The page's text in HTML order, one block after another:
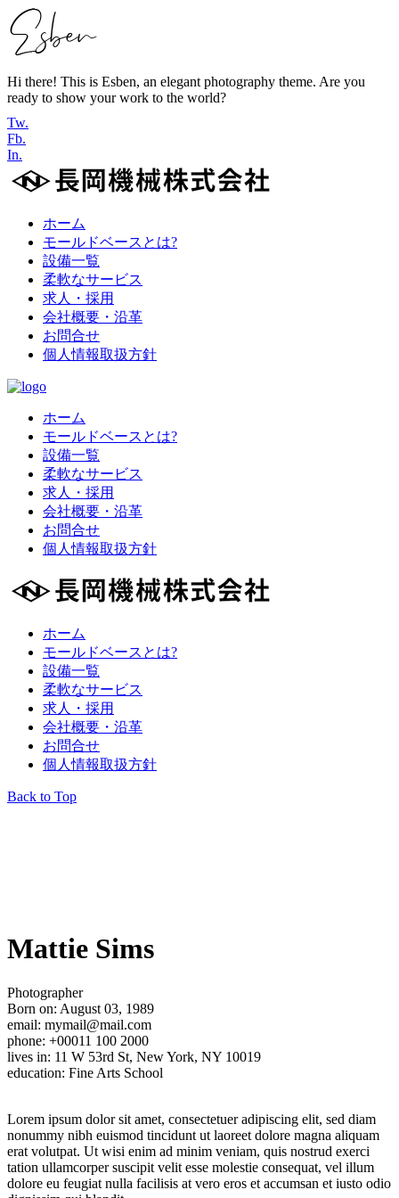
Hi there! This is Esben, an elegant photography theme. Are you
ready to show your work to the world?
Tw.
Fb.
In.
ホーム
モールドベースとは?
設備一覧
柔軟なサービス
求人・採用
会社概要・沿革
お問合せ
個人情報取扱方針
ホーム
モールドベースとは?
設備一覧
柔軟なサービス
求人・採用
会社概要・沿革
お問合せ
個人情報取扱方針
ホーム
モールドベースとは?
設備一覧
柔軟なサービス
求人・採用
会社概要・沿革
お問合せ
個人情報取扱方針
Back to Top
Mattie Sims
Photographer
Born on: August 03, 1989
email: mymail@mail.com
phone: +00011 100 2000
lives in: 11 W 53rd St, New York, NY 10019
education: Fine Arts School
Lorem ipsum dolor sit amet, consectetuer adipiscing elit, sed diam
nonummy nibh euismod tincidunt ut laoreet dolore magna aliquam
erat volutpat. Ut wisi enim ad minim veniam, quis nostrud exerci
tation ullamcorper suscipit velit esse molestie consequat, vel illum
dolore eu feugiat nulla facilisis at vero eros et accumsan et iusto odio